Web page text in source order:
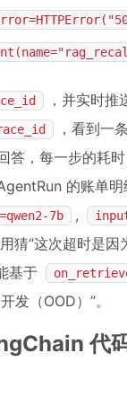
，并实时
，看到一
，每一步的耗时
的账单
7b ,
猜“这次超时是
基于
发（OOD）”。
代